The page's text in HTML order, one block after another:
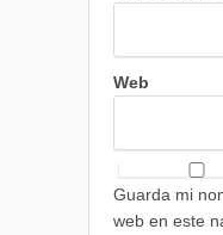
Web
Guarda mi
web en este